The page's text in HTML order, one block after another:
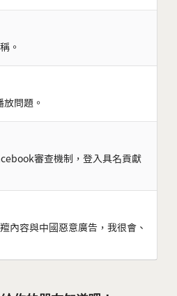
。
問題。
審查機制，登入具名貢獻
內容與中國惡意廣告，我很會、